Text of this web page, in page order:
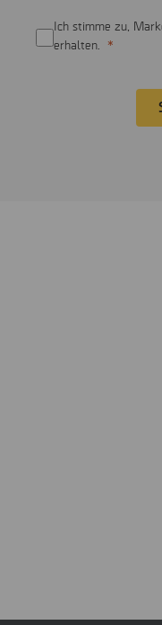
Ich stimme zu,
erhalten.